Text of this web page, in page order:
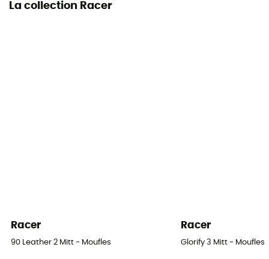
La collection Racer
Racer
90 Leather 2 Mitt - Moufles
Racer
Glorify 3 Mitt - Moufles